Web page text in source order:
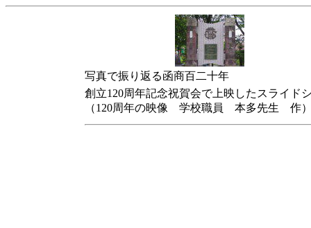
写真で振り返る函商百二十年
創立120周年記念祝賀会で上映したスライド
（120周年の映像 学校職員 本多先生 作